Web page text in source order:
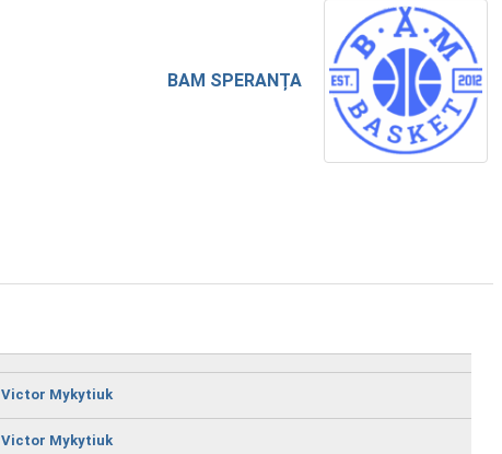
BAM SPERANȚA
Victor Mykytiuk
Victor Mykytiuk